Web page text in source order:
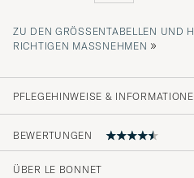
ZU DEN GRÖSSENTABELLEN UND
ICHTIGEN MASSNEHMEN
»
PFLEGEHINWEISE &
BEWERTUNGEN
ÜBER LE BONNET